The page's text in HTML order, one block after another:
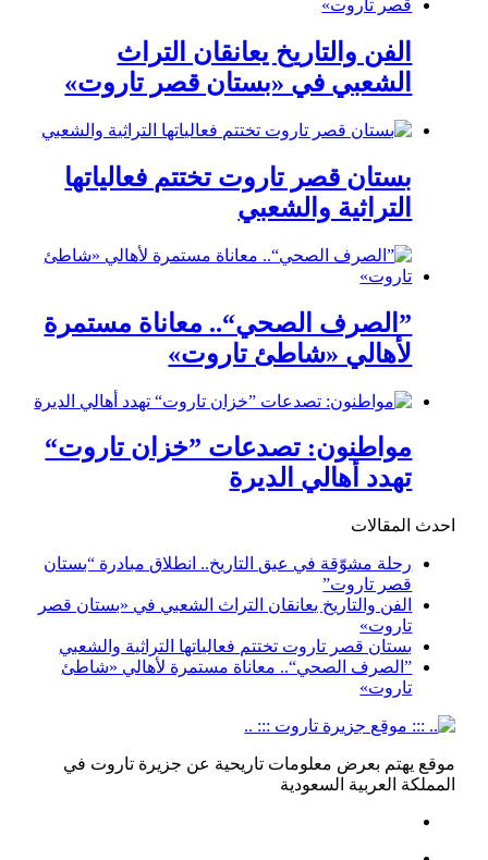
الفن والتاريخ يعانقان التراث
الشعبي في «بستان قصر تاروت»
بستان قصر تاروت تختتم فعالياتها
التراثية والشعبي
”الصرف الصحي“.. معاناة مستمرة
لأهالي «شاطئ تاروت»
مواطنون: تصدعات ”خزان تاروت“
تهدد أهالي الديرة
احدث المقالات
رحلة مشوّقة في عبق التاريخ.. انطلاق مبادرة “بستان
قصر تاروت”
الفن والتاريخ يعانقان التراث الشعبي في «بستان قصر
تاروت»
بستان قصر تاروت تختتم فعالياتها التراثية والشعبي
”الصرف الصحي“.. معاناة مستمرة لأهالي «شاطئ
تاروت»
موقع يهتم بعرض معلومات تاريحية عن جزيرة تاروت في
المملكة العربية السعودية